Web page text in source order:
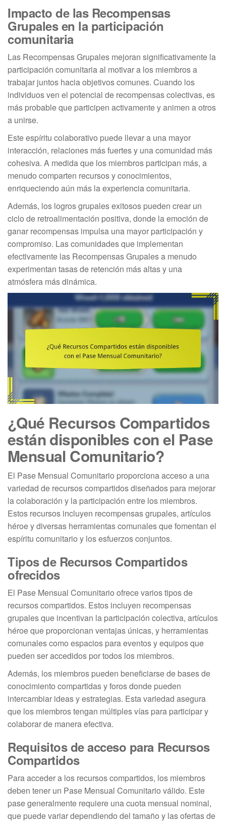
Impacto de las Recompensas
Grupales en la participación
comunitaria
Las Recompensas Grupales mejoran significativamente la
participación comunitaria al motivar a los miembros a
trabajar juntos hacia objetivos comunes. Cuando los
individuos ven el potencial de recompensas colectivas, es
más probable que participen activamente y animen a otros
a unirse.
Este espíritu colaborativo puede llevar a una mayor
interacción, relaciones más fuertes y una comunidad más
cohesiva. A medida que los miembros participan más, a
menudo comparten recursos y conocimientos,
enriqueciendo aún más la experiencia comunitaria.
Además, los logros grupales exitosos pueden crear un
ciclo de retroalimentación positiva, donde la emoción de
ganar recompensas impulsa una mayor participación y
compromiso. Las comunidades que implementan
efectivamente las Recompensas Grupales a menudo
experimentan tasas de retención más altas y una
atmósfera más dinámica.
¿Qué Recursos Compartidos
están disponibles con el Pase
Mensual Comunitario?
El Pase Mensual Comunitario proporciona acceso a una
variedad de recursos compartidos diseñados para mejorar
la colaboración y la participación entre los miembros.
Estos recursos incluyen recompensas grupales, artículos
héroe y diversas herramientas comunales que fomentan el
espíritu comunitario y los esfuerzos conjuntos.
Tipos de Recursos Compartidos
ofrecidos
El Pase Mensual Comunitario ofrece varios tipos de
recursos compartidos. Estos incluyen recompensas
grupales que incentivan la participación colectiva, artículos
héroe que proporcionan ventajas únicas, y herramientas
comunales como espacios para eventos y equipos que
pueden ser accedidos por todos los miembros.
Además, los miembros pueden beneficiarse de bases de
conocimiento compartidas y foros donde pueden
intercambiar ideas y estrategias. Esta variedad asegura
que los miembros tengan múltiples vías para participar y
colaborar de manera efectiva.
Requisitos de acceso para Recursos
Compartidos
Para acceder a los recursos compartidos, los miembros
deben tener un Pase Mensual Comunitario válido. Este
pase generalmente requiere una cuota mensual nominal,
que puede variar dependiendo del tamaño y las ofertas de